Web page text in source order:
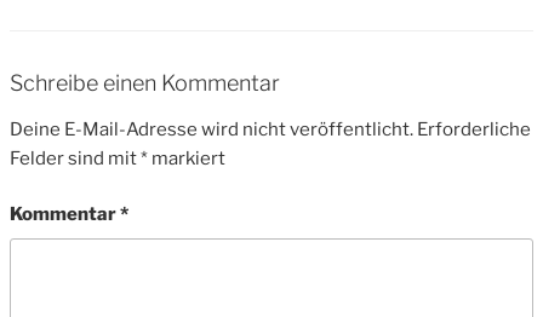
Schreibe einen Kommentar
Deine E-Mail-Adresse wird nicht veröffentlicht. Erforderliche
Felder sind mit* markiert
Kommentar*